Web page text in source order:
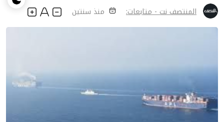
المنتصف نت - متابعات: منذ سنتين